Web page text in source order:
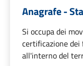
Anagrafe -
Si occupa dei
certificazione
all'interno del